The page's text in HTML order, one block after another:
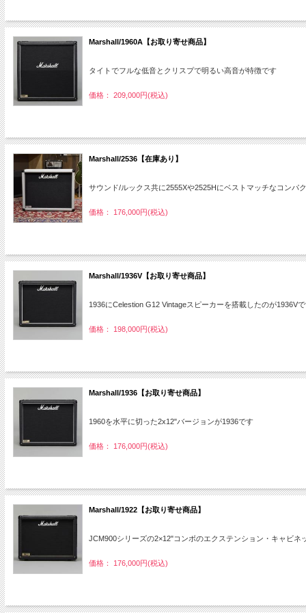
Marshall/1960A【お取り寄せ商品】
タイトでフルな低音とクリスプで明るい高音が特徴です
価格： 209,000円(税込)
Marshall/2536【在庫あり】
サウンド/ルックス共に2555Xや2525Hにベストマッチなコンパ
価格： 176,000円(税込)
Marshall/1936V【お取り寄せ商品】
1936にCelestion G12 Vintageスピーカーを搭載したのが1936V
価格： 198,000円(税込)
Marshall/1936【お取り寄せ商品】
1960を水平に切った2x12"バージョンが1936です
価格： 176,000円(税込)
Marshall/1922【お取り寄せ商品】
JCM900シリーズの2×12"コンボのエクステンション・キャビネ
価格： 176,000円(税込)